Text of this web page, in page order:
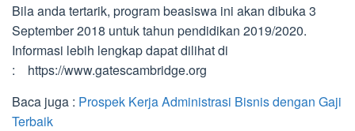
Bila anda tertarik, program beasiswa ini akan dibuka 3
September 2018 untuk tahun pendidikan 2019/2020.
Informasi lebih lengkap dapat dilihat di
: https://www.gatescambridge.org
Baca juga : Prospek Kerja Administrasi Bisnis dengan Gaji
Terbaik